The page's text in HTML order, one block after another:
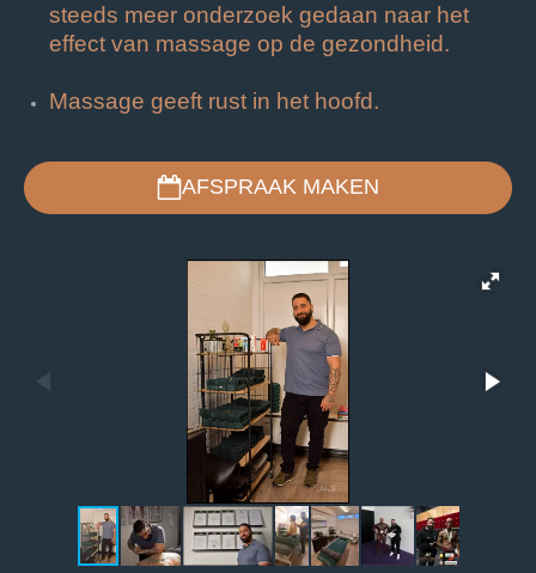
steeds meer onderzoek gedaan naar het
effect van massage op de gezondheid.
Massage geeft rust in het hoofd.
AFSPRAAK MAKEN